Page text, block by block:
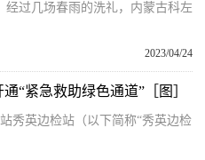
过几场春雨的洗礼，内蒙古科左
2023/04/24
“紧急救助绿色通道”［图］
秀英边检站（以下简称“秀英边检